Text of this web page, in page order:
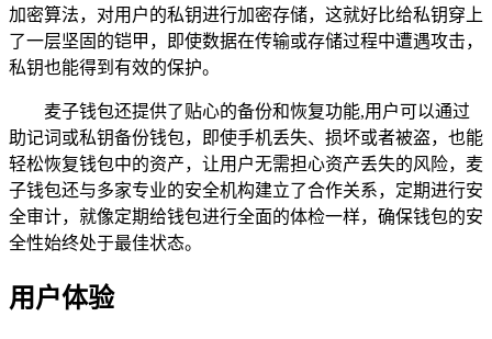
加密算法，对用户的私钥进行加密存储，这就好比给私钥穿上
了一层坚固的铠甲，即使数据在传输或存储过程中遭遇攻击，
私钥也能得到有效的保护。
麦子钱包还提供了贴心的备份和恢复功能,用户可以通过
助记词或私钥备份钱包，即使手机丢失、损坏或者被盗，也能
轻松恢复钱包中的资产，让用户无需担心资产丢失的风险，麦
子钱包还与多家专业的安全机构建立了合作关系，定期进行安
全审计，就像定期给钱包进行全面的体检一样，确保钱包的安
全性始终处于最佳状态。
用户体验